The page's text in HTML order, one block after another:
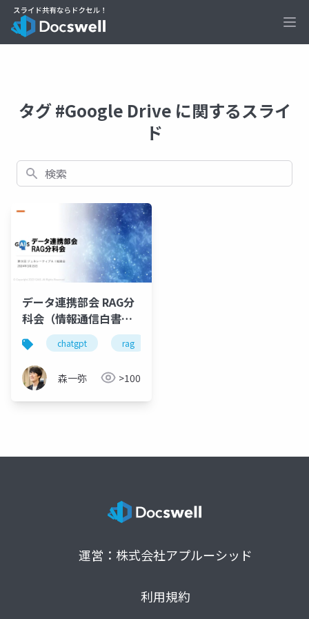
タグ #Google Drive に関するスライ
ド
検索
データ連携部会 RAG分
科会（情報通信白書の
活用）chatgpt rag
森一弥 >100
運営：株式会社アプルーシッド
利用規約